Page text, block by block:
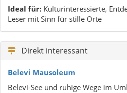
Ideal für: Kulturinteressierte,
Leser mit Sinn für stille Orte
Direkt interessant
Belevi Mausoleum
Belevi-See und ruhige Wege im